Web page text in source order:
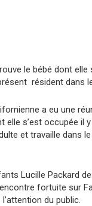
le bébé dont elle
résident dans
a eu une
elle s’est occupée il
et travaille dans
Lucille Packard
fortuite sur
du public.